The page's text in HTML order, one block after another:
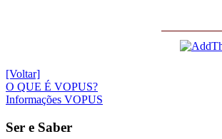
[Voltar]
O QUE É VOPUS?
Informações VOPUS
Ser e Saber